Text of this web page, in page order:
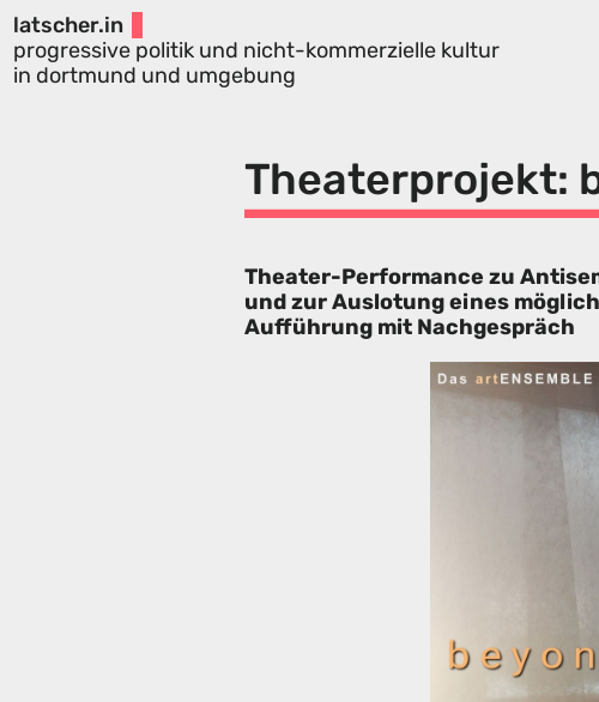
latscher.in
progressive politik und nicht-kommerzielle kultur
in dortmund und umgebung
Theaterprojekt:
Theater-Performance zu
und zur Auslotung eines
Aufführung mit Nachgespräch